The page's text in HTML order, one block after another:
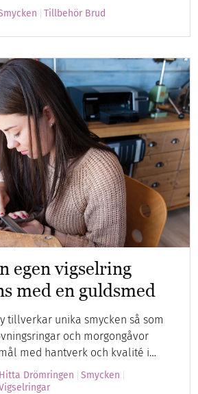
Tillbehör Brud
egen vigselring
med en guldsmed
tillverkar unika smycken så som
och morgongåvor
med hantverk och kvalité i…
Hitta Drömringen
Smycken